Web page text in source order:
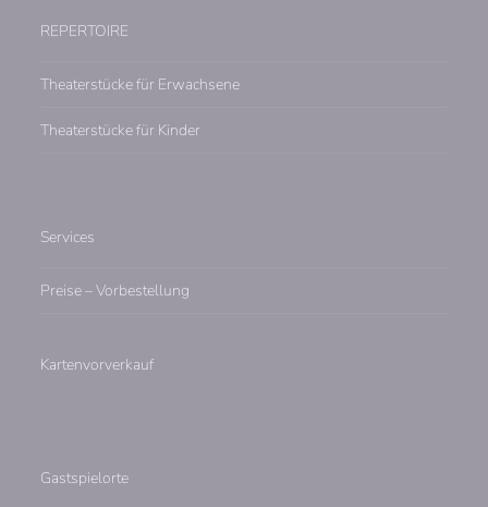
REPERTOIRE
Theaterstücke für Erwachsene
Theaterstücke für Kinder
Services
Preise – Vorbestellung
Kartenvorverkauf
Gastspielorte